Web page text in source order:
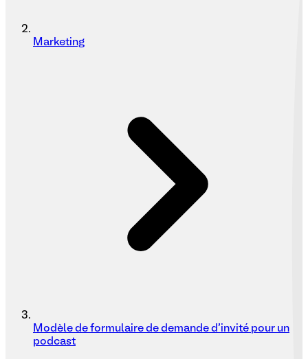
Marketing
Modèle de formulaire de demande d'invité pour un
podcast